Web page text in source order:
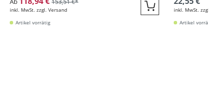
153,51 €*
inkl. MwSt. zzgl. Versand Quickbuy
Artikel vorrätig
inkl. MwSt. zzgl.
Artikel vorrätig